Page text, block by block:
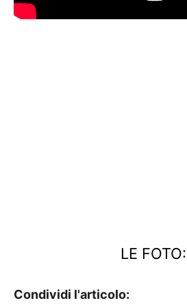
LE FOTO:
Condividi l'articolo: